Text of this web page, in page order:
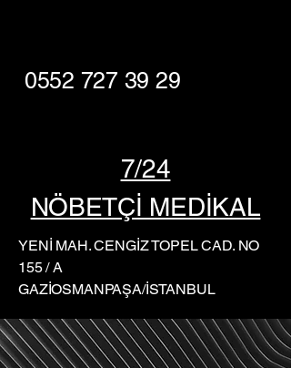
0552 727 39 29
7/24
NÖBETÇİ MEDİKAL
YENİ MAH. CENGİZ TOPEL CAD. NO
155 / A
GAZİOSMANPAŞA/İSTANBUL